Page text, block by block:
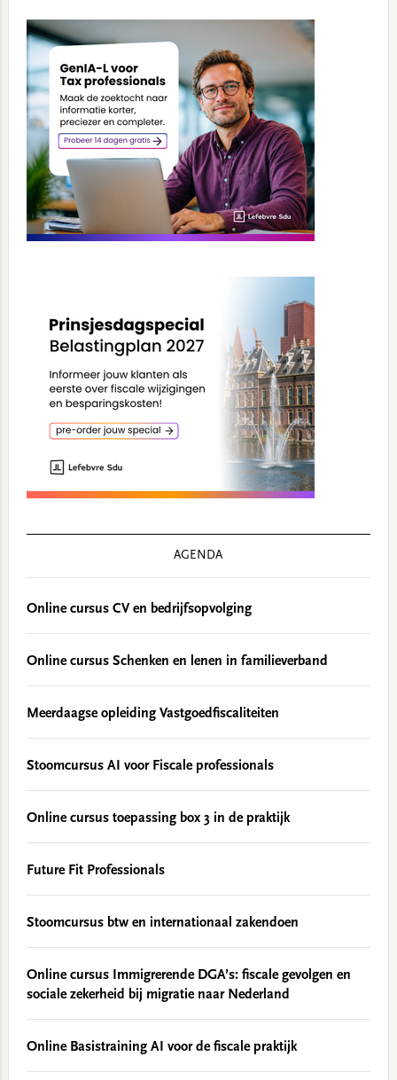
Sidebar
AGENDA
Online cursus CV en bedrijfsopvolging
Online cursus Schenken en lenen in familieverband
Meerdaagse opleiding Vastgoedfiscaliteiten
Stoomcursus AI voor Fiscale professionals
Online cursus toepassing box 3 in de praktijk
Future Fit Professionals
Stoomcursus btw en internationaal zakendoen
Online cursus Immigrerende DGA’s: fiscale gevolgen en
sociale zekerheid bij migratie naar Nederland
Online Basistraining AI voor de fiscale praktijk